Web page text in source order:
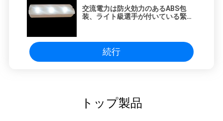
交流電力は防火効力のあるABS包
装、ライト級選手が付いている緊急
続行
トップ製品